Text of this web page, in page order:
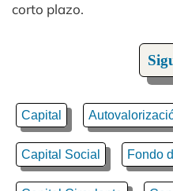
corto plazo.
Capital
Capital Social Fondo